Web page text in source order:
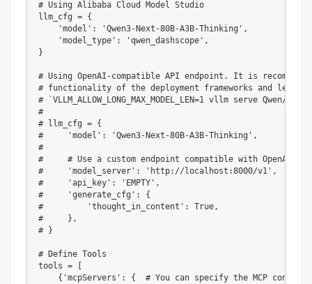
# Using Alibaba Cloud Model Studio
llm_cfg = {
'model' : 'Qwen3-Next-80B-A3B-Thinking' ,
'model_type' : 'qwen_dashscope' ,
}
# Using OpenAI-compatible API endpoint. It is
# functionality of the deployment frameworks and let
# `VLLM_ALLOW_LONG_MAX_MODEL_LEN=1 vllm serve
#
# llm_cfg = {
#     'model': 'Qwen3-Next-80B-A3B-Thinking',
#
#     # Use a custom endpoint compatible with OpenAI
#     'model_server': 'http://localhost:8000/v1',  #
#     'api_key': 'EMPTY',
#     'generate_cfg': {
#         'thought_in_content': True,
#     },
# }
# Define Tools
tools =
{ 'mcpServers' : {
# You can specify the MCP